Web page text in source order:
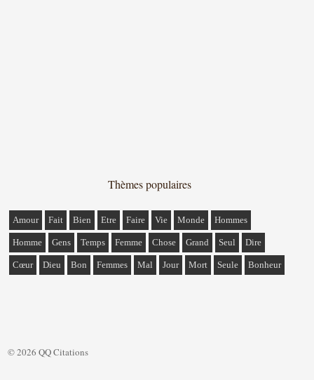
Thèmes populaires
Amour Fait Bien Etre Faire Vie Monde Hommes
Homme Gens Temps Femme Chose Grand Seul Dire
Cœur Dieu Bon Femmes Mal Jour Mort Seule Bonheur
© 2026 QQ Citations